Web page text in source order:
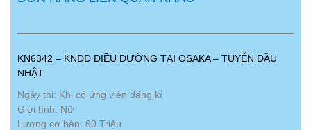
KN6342 – KNDD ĐIỀU DƯỠNG TẠI OSAKA – TUYỂN ĐẦU
NHẬT
Ngày thi: Khi có ứng viên đăng kí
Giới tính: Nữ
Lương cơ bản: 60 Triệu